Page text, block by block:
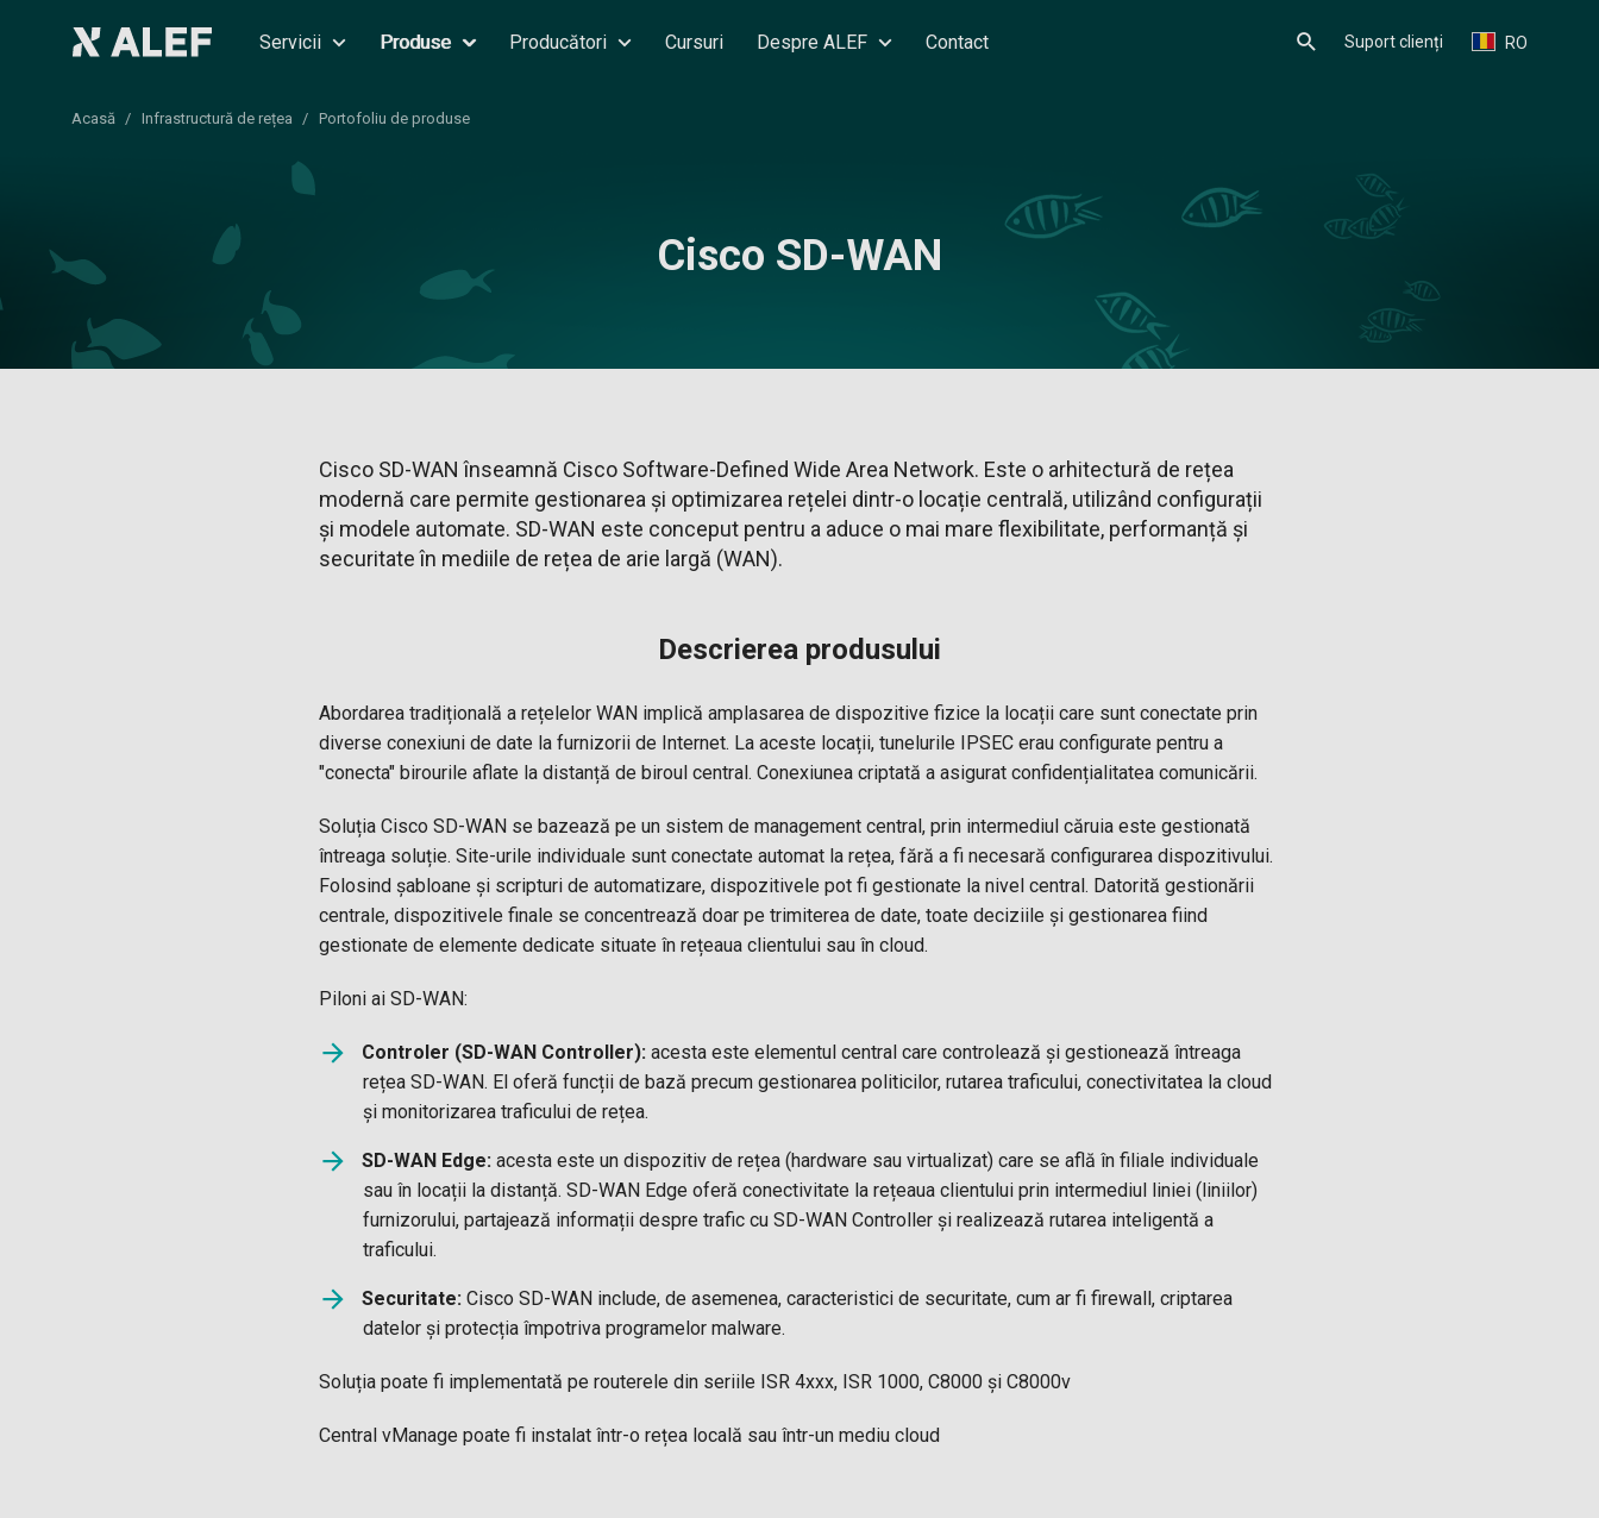
Servicii Produse Producători Cursuri Despre ALEF Contact Suport clienți RO
Acasă Infrastructură de rețea Portofoliu de produse
Cisco SD-WAN
Cisco SD-WAN înseamnă Cisco Software-Defined Wide Area Network. Este o arhitectură de rețea
modernă care permite gestionarea și optimizarea rețelei dintr-o locație centrală, utilizând configurații
și modele automate. SD-WAN este conceput pentru a aduce o mai mare flexibilitate, performanță și
securitate în mediile de rețea de arie largă (WAN).
Descrierea produsului
Abordarea tradițională a rețelelor WAN implică amplasarea de dispozitive fizice la locații care sunt conectate prin
diverse conexiuni de date la furnizorii de Internet. La aceste locații, tunelurile IPSEC erau configurate pentru a
"conecta" birourile aflate la distanță de biroul central. Conexiunea criptată a asigurat confidențialitatea comunicării.
Soluția Cisco SD-WAN se bazează pe un sistem de management central, prin intermediul căruia este gestionată
întreaga soluție. Site-urile individuale sunt conectate automat la rețea, fără a fi necesară configurarea dispozitivului.
Folosind șabloane și scripturi de automatizare, dispozitivele pot fi gestionate la nivel central. Datorită gestionării
centrale, dispozitivele finale se concentrează doar pe trimiterea de date, toate deciziile și gestionarea fiind
gestionate de elemente dedicate situate în rețeaua clientului sau în cloud.
Piloni ai SD-WAN:
Controler (SD-WAN Controller): acesta este elementul central care controlează și gestionează întreaga
rețea SD-WAN. El oferă funcții de bază precum gestionarea politicilor, rutarea traficului, conectivitatea la cloud
și monitorizarea traficului de rețea.
SD-WAN Edge: acesta este un dispozitiv de rețea (hardware sau virtualizat) care se află în filiale individuale
sau în locații la distanță. SD-WAN Edge oferă conectivitate la rețeaua clientului prin intermediul liniei (liniilor)
furnizorului, partajează informații despre trafic cu SD-WAN Controller și realizează rutarea inteligentă a
traficului.
Securitate: Cisco SD-WAN include, de asemenea, caracteristici de securitate, cum ar fi firewall, criptarea
datelor și protecția împotriva programelor malware.
Soluția poate fi implementată pe routerele din seriile ISR 4xxx, ISR 1000, C8000 și C8000v
Central vManage poate fi instalat într-o rețea locală sau într-un mediu cloud